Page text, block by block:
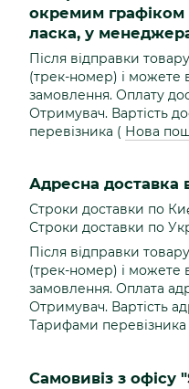
окремим
ласка, у
Після відправки
(трек-номер) і можете
замовлення. Оплату
Отримувач. Вартість
перевізника ( Нова
Адресна доставка
Строки доставки по
Строки доставки по
Після відправки
(трек-номер) і можете
замовлення. Оплата
Отримувач. Вартість
Тарифами перевізника
Самовивіз з офісу